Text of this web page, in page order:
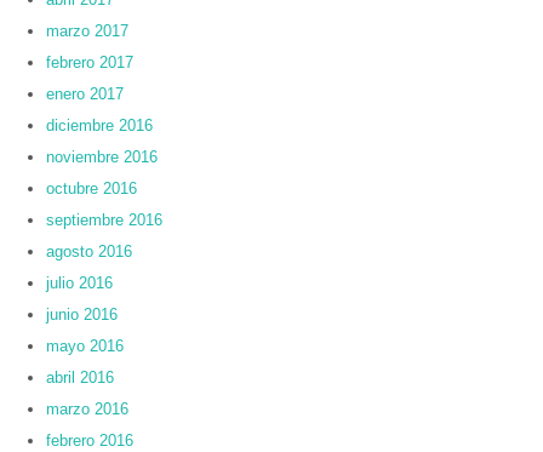
marzo 2017
febrero 2017
enero 2017
diciembre 2016
noviembre 2016
octubre 2016
septiembre 2016
agosto 2016
julio 2016
junio 2016
mayo 2016
abril 2016
marzo 2016
febrero 2016